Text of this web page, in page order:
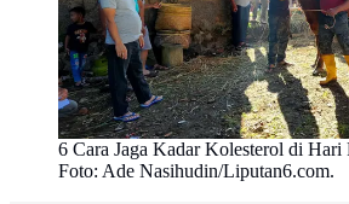
6 Cara Jaga Kadar Kolesterol di Hari
Foto: Ade Nasihudin/Liputan6.com.